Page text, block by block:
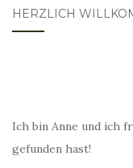
HERZLICH
Ich bin Anne und ich
gefunden hast!